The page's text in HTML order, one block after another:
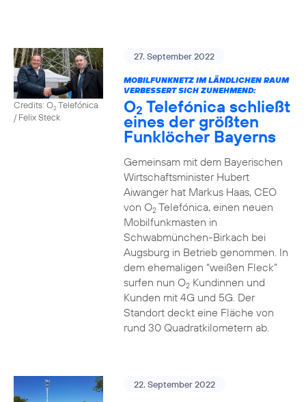
Credits: O2Telefónica
/ Felix Steck
27. September 2022
MOBILFUNKNETZ IM LÄNDLICHEN RAUM
VERBESSERT SICH ZUNEHMEND:
O2 Telefónica schließt
eines der größten
Funklöcher Bayerns
Gemeinsam mit dem Bayerischen
Wirtschaftsminister Hubert
Aiwanger hat Markus Haas, CEO
von O2Telefónica, einen neuen
Mobilfunkmasten in
Schwabmünchen-Birkach bei
Augsburg in Betrieb genommen. In
dem ehemaligen “weißen Fleck”
surfen nun O2Kundinnen und
Kunden mit 4G und 5G. Der
Standort deckt eine Fläche von
rund 30 Quadratkilometern ab.
22. September 2022